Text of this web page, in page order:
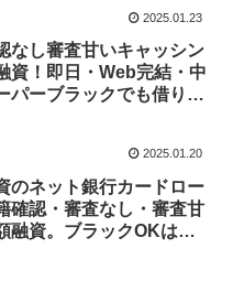
2025.01.23
なし審査甘いキャッシン
資！即日・Web完結・中
パーブラックでも借りれ
2025.01.20
のネット銀行カードロー
確認・審査なし・審査甘
融資。ブラックOKはあ